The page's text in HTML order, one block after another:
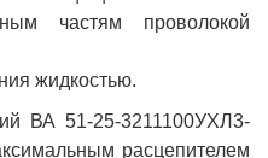
частям проволокой
жидкостью.
ВА 51-25-3211100УХЛ3-
расцепителем